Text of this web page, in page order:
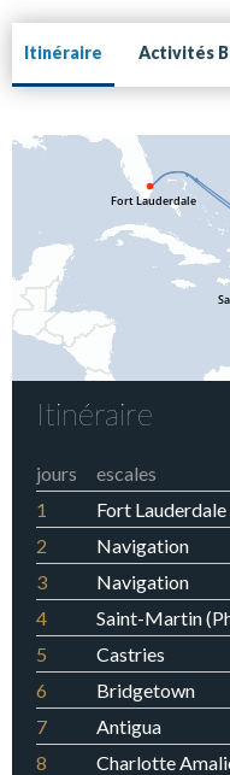
Itinéraire Activités
Itinéraire
jours escales
1
Fort Lauderdale
2
Navigation
3
Navigation
4
Saint-Martin
5
Castries
6
Bridgetown
7
Antigua
8
Charlotte